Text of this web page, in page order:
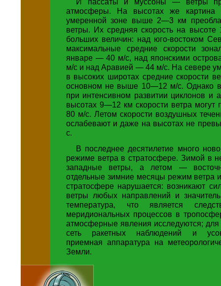
атмосферы. На высотах же картина
умеренной зоне выше 2—3 км
ветры. Их средняя скорость на высоте
больших величин: над юго-востоком
максимальные средние скорости
январе — 40 м/с, над японскими
м/с и над Аравией — 44 м/с. На севере
в высоких широтах средние скорости
основном не выше 10—12 м/с. Однако в
при интенсивном развитии циклонов и
высотах 9—12 км скорости ветра
80 м/с. Летом скорости воздушных
ослабевают и даже на высотах не
с.
В последнее десятилетие много
режиме ветра в стратосфере. Зимой в
западные ветры, а летом —
отдельные зимние месяцы режим ветра
стратосфере нарушается: возникают
ветры любых направлений и
температура, что является
меридиональных процессов в
атмосферные явления исследуются; для
сеть ракетных наблюдений и
приемная аппаратура на
Земли.